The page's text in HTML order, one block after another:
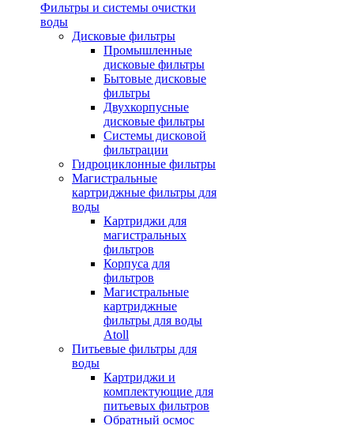
Фильтры и системы очистки
воды
Дисковые фильтры
Промышленные
дисковые фильтры
Бытовые дисковые
фильтры
Двухкорпусные
дисковые фильтры
Системы дисковой
фильтрации
Гидроциклонные фильтры
Магистральные
картриджные фильтры для
воды
Картриджи для
магистральных
фильтров
Корпуса для
фильтров
Магистральные
картриджные
фильтры для воды
Atoll
Питьевые фильтры для
воды
Картриджи и
комплектующие для
питьевых фильтров
Обратный осмос